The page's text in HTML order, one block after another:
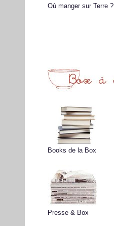
Où manger sur Terre ?
Books de la Box
Presse & Box